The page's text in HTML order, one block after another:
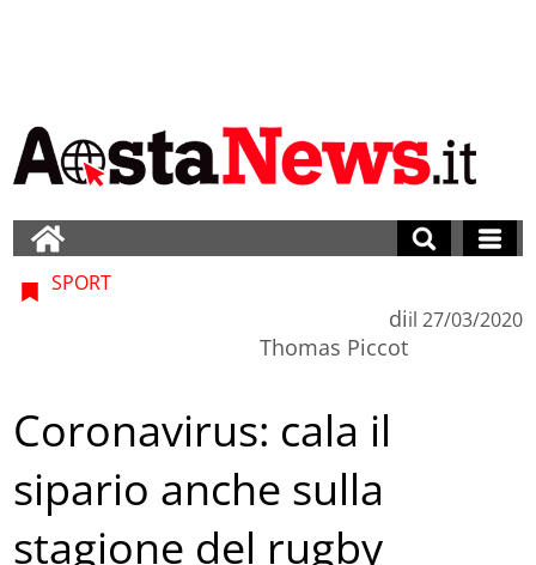
SPORT
di
Thomas Piccot
il 27/03/2020
Coronavirus: cala il
sipario anche sulla
stagione del rugby